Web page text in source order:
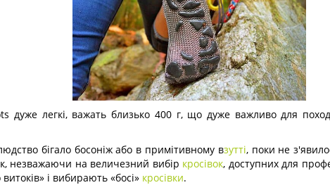
дуже легкі, важать близько 400 г, що дуже важливо для
бігало босоніж або в примітивному взутті, поки не
незважаючи на величезний вибір кросівок, доступних для
і вибирають «босі» кросівки.